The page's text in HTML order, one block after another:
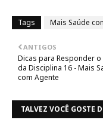
Tags Mais Saúde
ANTIGOS
Dicas para Responder o
da Disciplina 16 - Mais
com Agente
TALVEZ VOCÊ GOSTE